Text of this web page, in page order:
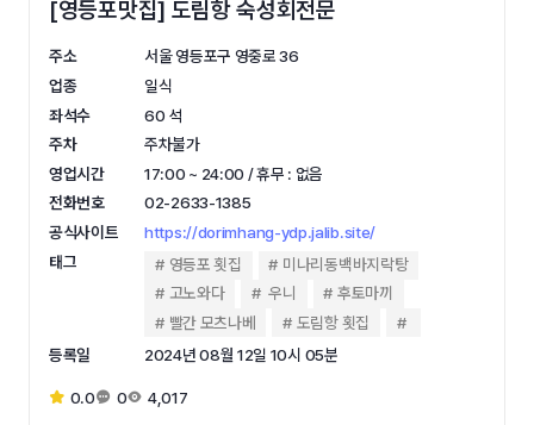
[영등포맛집] 도림항 숙성회전문
주소
서울 영등포구 영중로 36
업종
일식
좌석수
60 석
주차
주차불가
영업시간
17:00 ~ 24:00 / 휴무 : 없음
전화번호
02-2633-1385
공식사이트
https://dorimhang-ydp.jalib.site/
태그
영등포 횟집
미나리동백바지락탕
고노와다
우니
후토마끼
빨간 모츠나베
도림항 횟집
등록일
2024년 08월 12일 10시 05분
0.0 0 4,017